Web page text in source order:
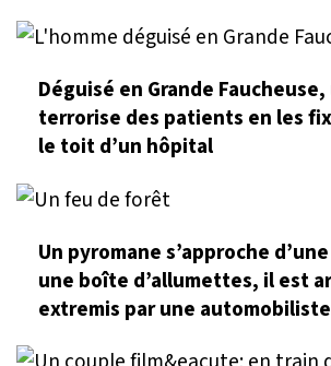
Déguisé en Grande
terrorise des patients en les
le toit d’un hôpital
Un pyromane s’approche
une boîte d’allumettes, il est
extremis par une automobiliste